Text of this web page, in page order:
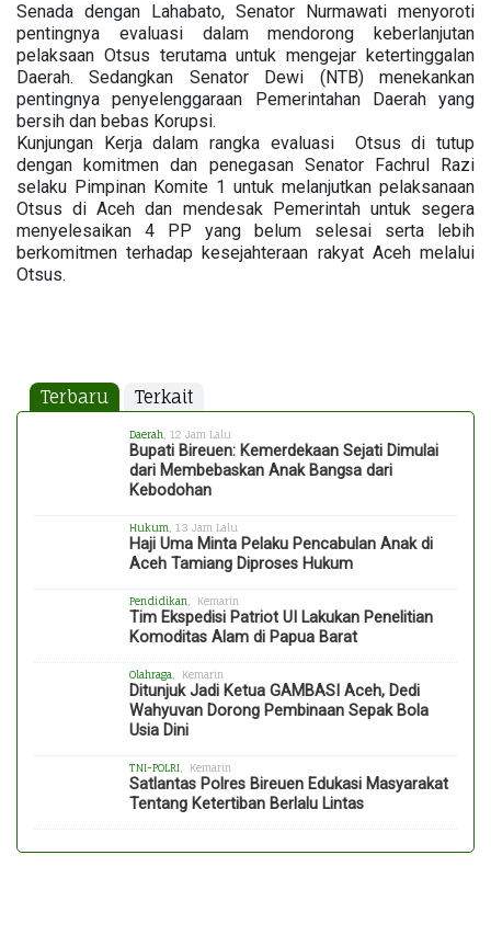
Senada dengan Lahabato, Senator Nurmawati menyoroti
pentingnya evaluasi dalam mendorong keberlanjutan
pelaksaan Otsus terutama untuk mengejar ketertinggalan
Daerah. Sedangkan Senator Dewi (NTB) menekankan
pentingnya penyelenggaraan Pemerintahan Daerah yang
bersih dan bebas Korupsi.
Kunjungan Kerja dalam rangka evaluasi Otsus di tutup
dengan komitmen dan penegasan Senator Fachrul Razi
selaku Pimpinan Komite 1 untuk melanjutkan pelaksanaan
Otsus di Aceh dan mendesak Pemerintah untuk segera
menyelesaikan 4 PP yang belum selesai serta lebih
berkomitmen terhadap kesejahteraan rakyat Aceh melalui
Otsus.
Terbaru Terkait
Daerah , 12 Jam Lalu
Bupati Bireuen: Kemerdekaan Sejati Dimulai
dari Membebaskan Anak Bangsa dari
Kebodohan
Hukum , 13 Jam Lalu
Haji Uma Minta Pelaku Pencabulan Anak di
Aceh Tamiang Diproses Hukum
Pendidikan , Kemarin
Tim Ekspedisi Patriot UI Lakukan Penelitian
Komoditas Alam di Papua Barat
Olahraga , Kemarin
Ditunjuk Jadi Ketua GAMBASI Aceh, Dedi
Wahyuvan Dorong Pembinaan Sepak Bola
Usia Dini
TNI-POLRI , Kemarin
Satlantas Polres Bireuen Edukasi Masyarakat
Tentang Ketertiban Berlalu Lintas